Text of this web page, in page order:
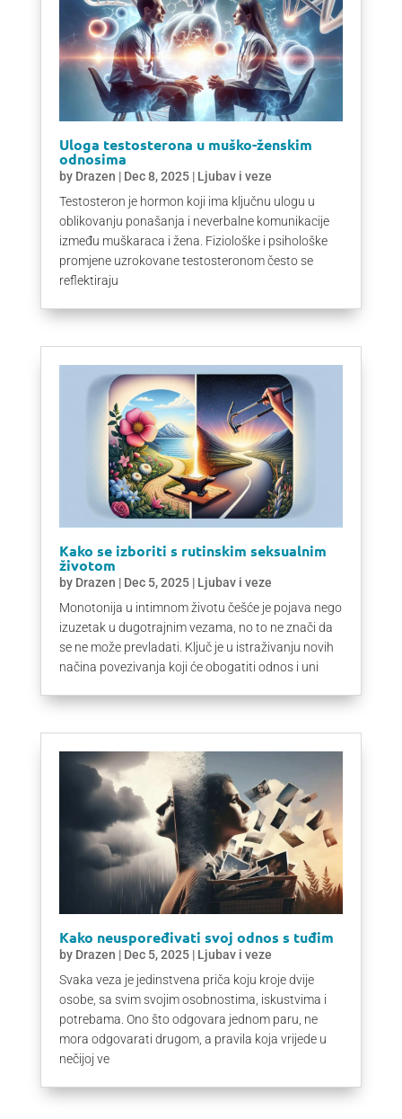
Uloga testosterona u muško-ženskim
odnosima
by Drazen | Dec 8, 2025| Ljubav i veze
Testosteron je hormon koji ima ključnu ulogu u
oblikovanju ponašanja i neverbalne komunikacije
između muškaraca i žena. Fiziološke i psihološke
promjene uzrokovane testosteronom često se
reflektiraju
Kako se izboriti s rutinskim seksualnim
životom
by Drazen | Dec 5, 2025| Ljubav i veze
Monotonija u intimnom životu češće je pojava nego
izuzetak u dugotrajnim vezama, no to ne znači da
se ne može prevladati. Ključ je u istraživanju novih
načina povezivanja koji će obogatiti odnos i uni
Kako neuspoređivati svoj odnos s tuđim
by Drazen | Dec 5, 2025| Ljubav i veze
Svaka veza je jedinstvena priča koju kroje dvije
osobe, sa svim svojim osobnostima, iskustvima i
potrebama. Ono što odgovara jednom paru, ne
mora odgovarati drugom, a pravila koja vrijede u
nečijoj ve